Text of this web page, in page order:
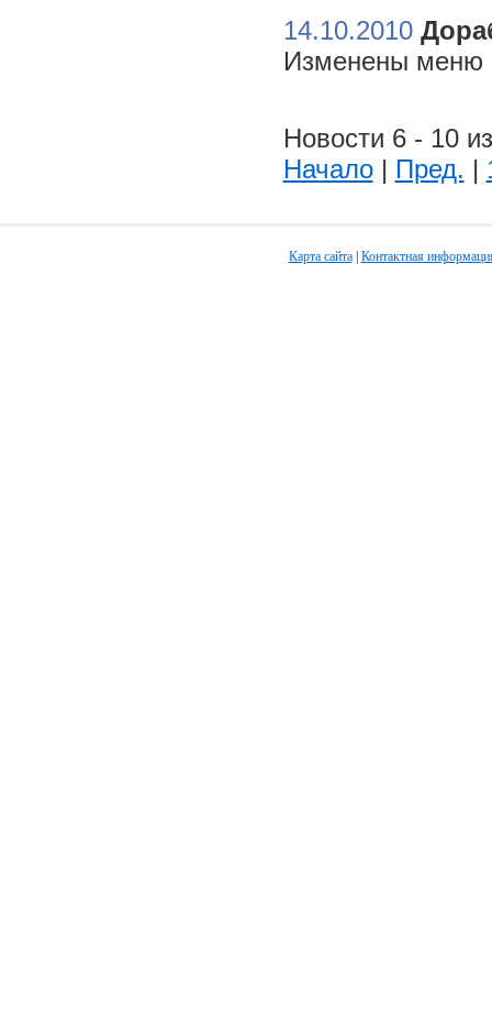
14.10.2010
Изменены меню
Новости 6 - 10
Начало| Пред. |
Карта сайта| Контактная